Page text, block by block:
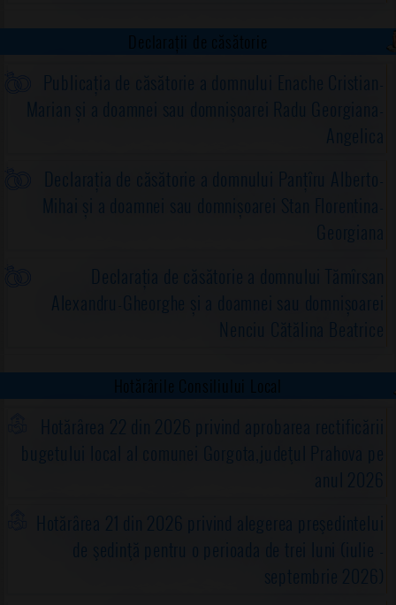
Declarații de căsătorie
Publicația de căsătorie a domnului Enache Cristian-
Marian și a doamnei sau domnișoarei Radu Georgiana-
Angelica
Declarația de căsătorie a domnului Panțîru Alberto-
Mihai și a doamnei sau domnișoarei Stan Florentina-
Georgiana
Declarația de căsătorie a domnului Tămîrsan
Alexandru-Gheorghe și a doamnei sau domnișoarei
Nenciu Cătălina Beatrice
Hotărârile Consiliului Local
Hotărârea 22 din 2026 privind aprobarea rectificării
bugetului local al comunei Gorgota,judeţul Prahova pe
anul 2026
Hotărârea 21 din 2026 privind alegerea preşedintelui
de şedinţă pentru o perioada de trei luni (iulie -
septembrie 2026)